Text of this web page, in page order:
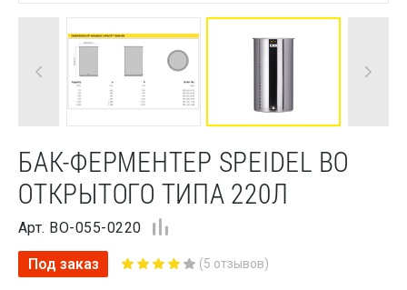
БАК-ФЕРМЕНТЕР SPEIDEL BO
ОТКРЫТОГО ТИПА 220Л
Арт. BO-055-0220
Под заказ (5 отзывов)